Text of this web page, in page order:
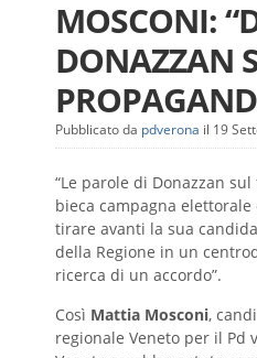
MOSCONI:
DONAZZAN
Pubblicato da pdverona il 19
“Le parole di Donazzan
bieca campagna
tirare avanti la sua
della Regione in un
ricerca di un accordo”.
Così Mattia Mosconi,
regionale Veneto per il Pd